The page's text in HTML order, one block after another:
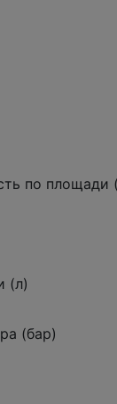
по площади
(л)
(бар)